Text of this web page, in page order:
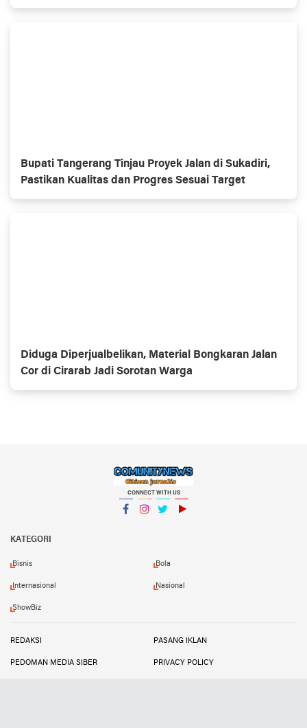
Bertindak
Bupati Tangerang Tinjau Proyek Jalan di Sukadiri,
Pastikan Kualitas dan Progres Sesuai Target
Diduga Diperjualbelikan, Material Bongkaran Jalan
Cor di Cirarab Jadi Sorotan Warga
CONNECT WITH US
KATEGORI
Bisnis Bola
Internasional Nasional
ShowBiz
REDAKSI PASANG IKLAN
PEDOMAN MEDIA SIBER PRIVACY POLICY